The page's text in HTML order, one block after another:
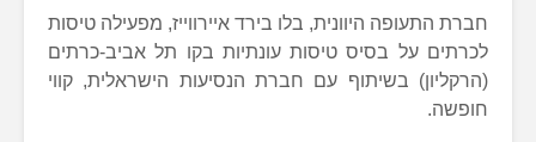
חברת התעופה היוונית, בלו בירד איירווייז, מפעילה טיסות
לכרתים על בסיס טיסות עונתיות בקו תל אביב-כרתים
(הרקליון) בשיתוף עם חברת הנסיעות הישראלית, קווי
חופשה.